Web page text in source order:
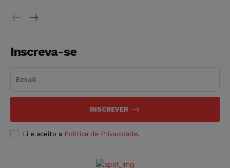
Inscreva-se
INSCREVER
Li e aceito a Política de Privacidade.